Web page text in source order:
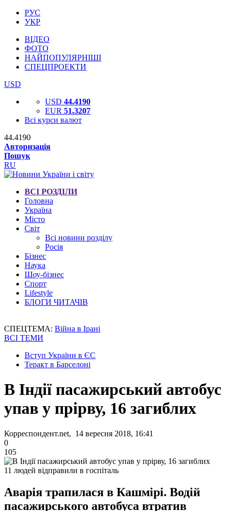
РУС
УКР
ВІДЕО
ФОТО
НАЙПОПУЛЯРНІШІ
СПЕЦПРОЕКТИ
USD
USD 44.4190
EUR 51.3207
Всі курси валют
44.4190
Авторизація
Пошук
RU
ВСІ РОЗДІЛИ
Головна
Україна
Місто
Світ
Всі новини розділу
Росія
Бізнес
Наука
Шоу-бізнес
Спорт
Lifestyle
БЛОГИ ЧИТАЧІВ
СПЕЦТЕМА: Війна в Ірані
ВСІ ТЕМИ
Вступ України в ЄС
Теракт в Барселоні
В Індії пасажирський автобус
упав у прірву, 16 загиблих
Корреспондент.net, 14 вересня 2018, 16:41
0
105
11 людей відправили в госпіталь
Аварія трапилася в Кашмірі. Водій
пасажирського автобуса втратив